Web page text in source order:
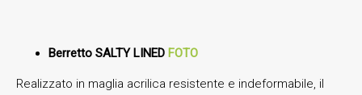
Berretto SALTY LINED FOTO
Realizzato in maglia acrilica resistente e indeformabile, il